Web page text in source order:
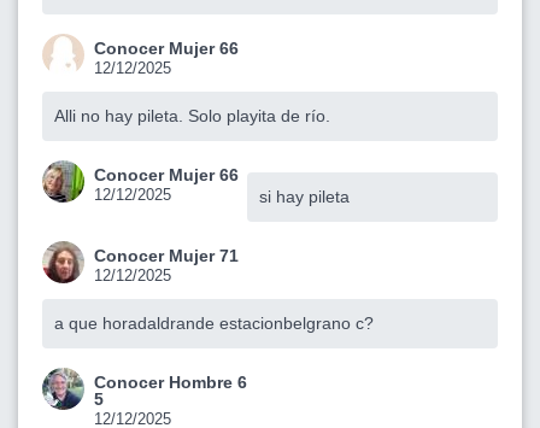
Conocer Mujer 66
12/12/2025
Alli no hay pileta. Solo playita de río.
Conocer Mujer 66
12/12/2025 si hay pileta
Conocer Mujer 71
12/12/2025
a que horadaldrande estacionbelgrano c?
Conocer Hombre 6
5
12/12/2025